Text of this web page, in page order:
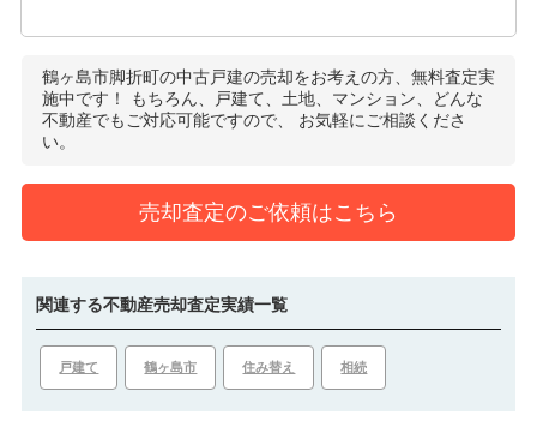
鶴ヶ島市脚折町の中古戸建の売却をお考えの方、無料査定実
施中です！
もちろん、戸建て、土地、マンション、どんな
不動産でもご対応可能ですので、
お気軽にご相談くださ
い。
売却査定のご依頼はこちら
関連する不動産売却査定実績一覧
戸建て 鶴ヶ島市 住み替え 相続